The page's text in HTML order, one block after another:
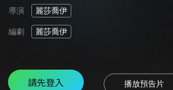
導演 麗莎喬伊
編劇 麗莎喬伊
請先登入 播放預告片